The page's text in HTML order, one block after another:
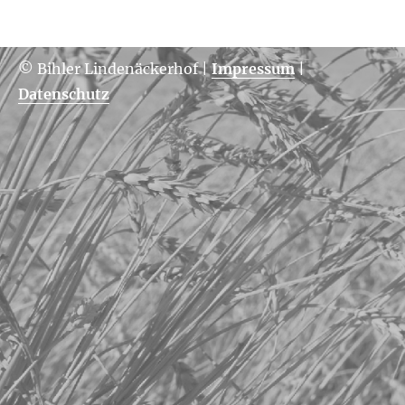
© Bihler Lindenäckerhof|Impressum|
Datenschutz